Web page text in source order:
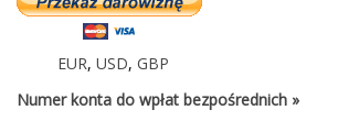
EUR, USD, GBP
Numer konta do wpłat bezpośrednich »